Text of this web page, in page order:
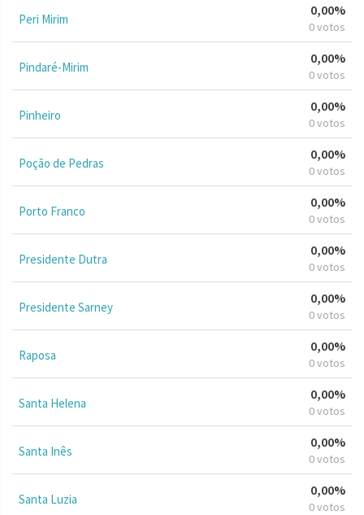
Peri Mirim
0,00%
0 votos
Pindaré-Mirim
0,00%
0 votos
Pinheiro
0,00%
0 votos
Poção de Pedras
0,00%
0 votos
Porto Franco
0,00%
0 votos
Presidente Dutra
0,00%
0 votos
Presidente Sarney
0,00%
0 votos
Raposa
0,00%
0 votos
Santa Helena
0,00%
0 votos
Santa Inês
0,00%
0 votos
Santa Luzia
0,00%
0 votos